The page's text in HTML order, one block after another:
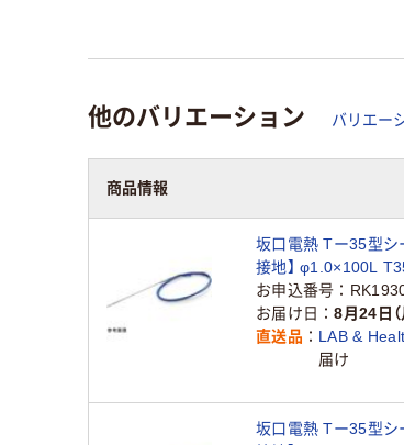
他のバリエーション バリエー
商品情報
坂口電熱 Tー35型シ
接地】 φ1.0×100L
18（直送品）
お申込番号
お届け日
8月24日（
直送品
LAB &
届け
坂口電熱 Tー35型シ